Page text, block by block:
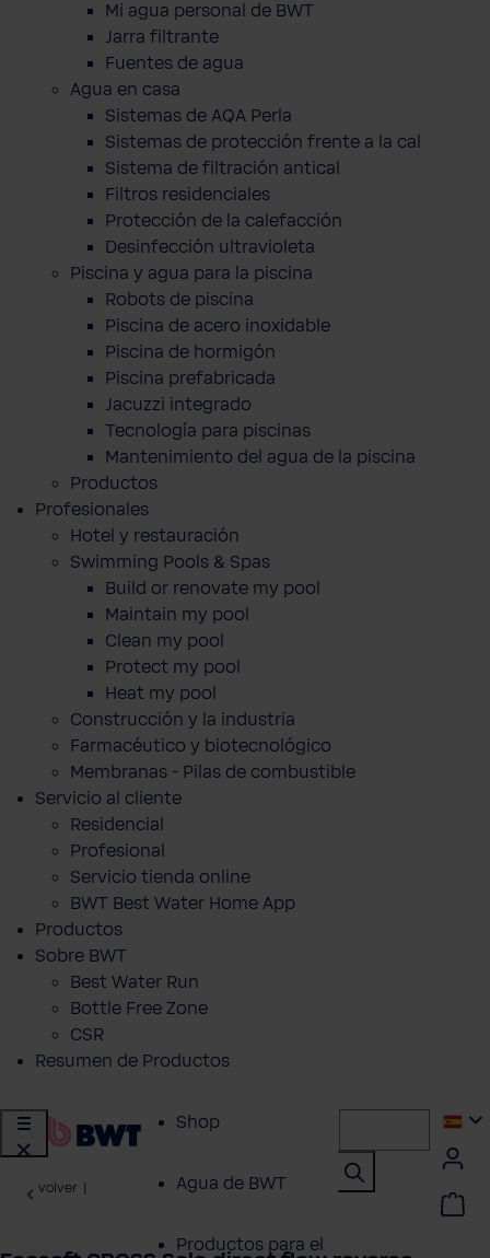
Mi agua personal de BWT
Jarra filtrante
Fuentes de agua
Agua en casa
Sistemas de AQA Perla
Sistemas de protección frente a la cal
Sistema de filtración antical
Filtros residenciales
Protección de la calefacción
Desinfección ultravioleta
Piscina y agua para la piscina
Robots de piscina
Piscina de acero inoxidable
Piscina de hormigón
Piscina prefabricada
Jacuzzi integrado
Tecnología para piscinas
Mantenimiento del agua de la piscina
Productos
Profesionales
Hotel y restauración
Swimming Pools & Spas
Build or renovate my pool
Maintain my pool
Clean my pool
Protect my pool
Heat my pool
Construcción y la industria
Farmacéutico y biotecnológico
Membranas - Pilas de combustible
Servicio al cliente
Residencial
Profesional
Servicio tienda online
BWT Best Water Home App
Productos
Sobre BWT
Best Water Run
Bottle Free Zone
CSR
Resumen de Productos
Shop
Agua de BWT
Productos para el
volver